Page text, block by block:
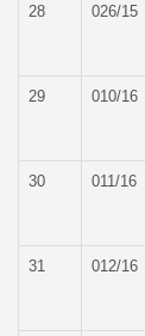
28 026/15
29 010/16
30 011/16
31 012/16